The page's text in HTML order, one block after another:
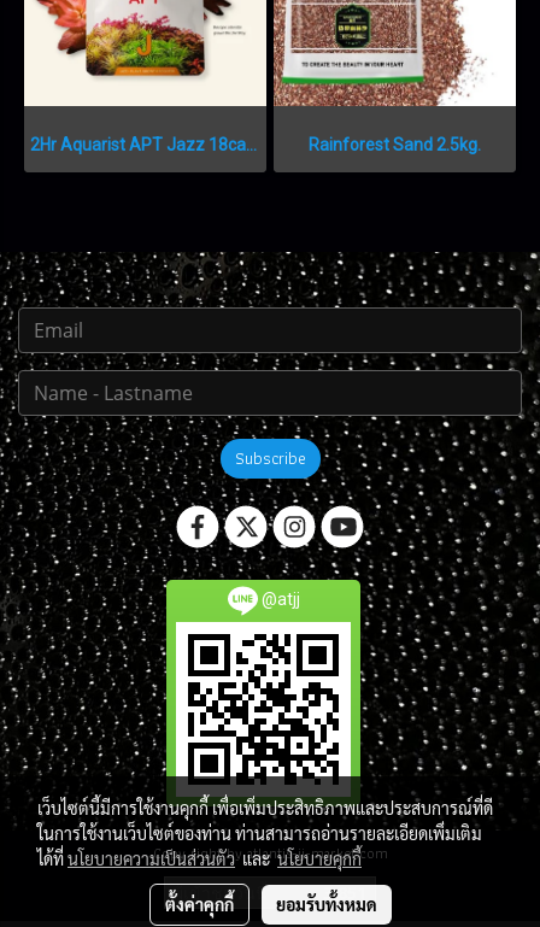
2Hr Aquarist APT Jazz 18caps Rainforest Sand 2.5kg.
Subscribe
@atjj
Copy right by atlantis-jj-market.com
ผู้เข้าชมวันนี้
3,851
เว็บไซต์นี้มีการใช้งานคุกกี้ เพื่อเพิ่มประสิทธิภาพและประสบการณ์ที่ดี
ในการใช้งานเว็บไซต์ของท่าน ท่านสามารถอ่านรายละเอียดเพิ่มเติม
ได้ที่นโยบายความเป็นส่วนตัวและนโยบายคุกกี้
ตั้งค่าคุกกี้ ยอมรับทั้งหมด